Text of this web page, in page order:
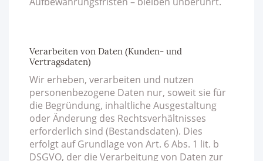
Verarbeiten von Daten (Kunden- und
Vertragsdaten)
Wir erheben, verarbeiten und nutzen
personenbezogene Daten nur, soweit sie für
die Begründung, inhaltliche Ausgestaltung
oder Änderung des Rechtsverhältnisses
erforderlich sind (Bestandsdaten). Dies
erfolgt auf Grundlage von Art. 6 Abs. 1 lit. b
DSGVO, der die Verarbeitung von Daten zur